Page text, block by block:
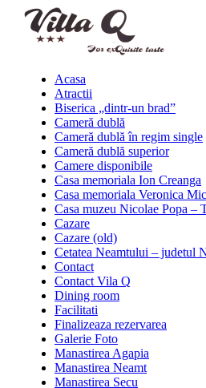
Acasa
Atractii
Biserica „dintr-un brad”
Cameră dublă
Cameră dublă în regim single
Cameră dublă superior
Camere disponibile
Casa memoriala Ion Creanga
Casa memoriala Veronica
Casa muzeu Nicolae Popa –
Cazare
Cazare (old)
Cetatea Neamtului – judetul
Contact
Contact Vila Q
Dining room
Facilitati
Finalizeaza rezervarea
Galerie Foto
Manastirea Agapia
Manastirea Neamt
Manastirea Secu